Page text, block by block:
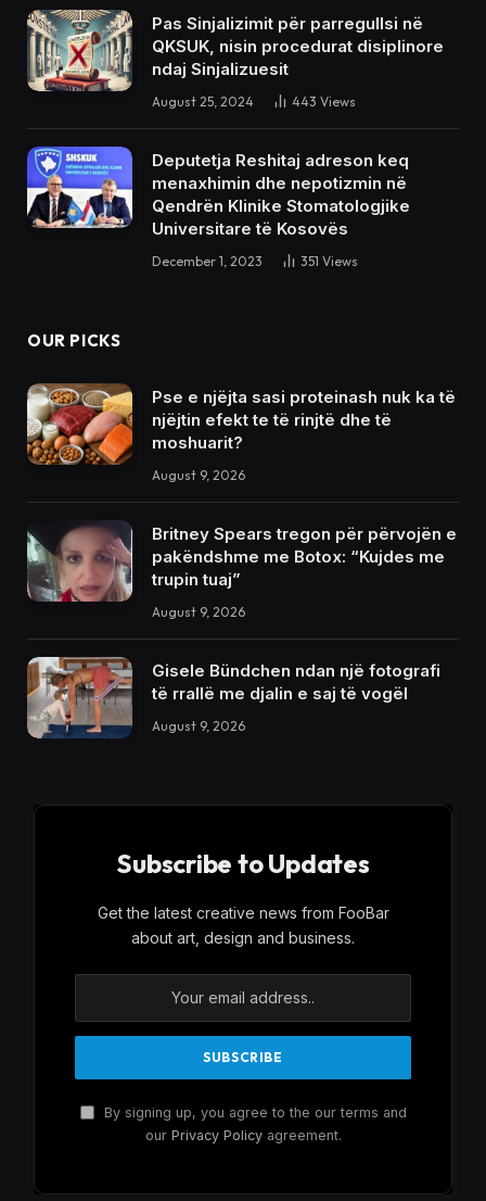
Pas Sinjalizimit për parregullsi në
QKSUK, nisin procedurat disiplinore
ndaj Sinjalizuesit
August 25, 2024 443 Views
Deputetja Reshitaj adreson keq
menaxhimin dhe nepotizmin në
Qendrën Klinike Stomatologjike
Universitare të Kosovës
December 1, 2023 351 Views
OUR PICKS
Pse e njëjta sasi proteinash nuk ka të
njëjtin efekt te të rinjtë dhe të
moshuarit?
August 9, 2026
Britney Spears tregon për përvojën e
pakëndshme me Botox: “Kujdes me
trupin tuaj”
August 9, 2026
Gisele Bündchen ndan një fotografi
të rrallë me djalin e saj të vogël
August 9, 2026
Subscribe to Updates
Get the latest creative news from FooBar
about art, design and business.
By signing up, you agree to the our terms and
our Privacy Policyagreement.